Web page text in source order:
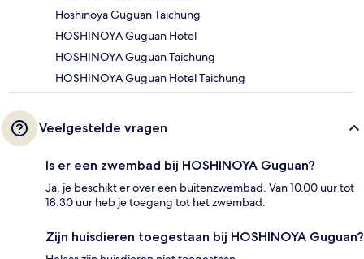
Hoshinoya Guguan Taichung
HOSHINOYA Guguan Hotel
HOSHINOYA Guguan Taichung
HOSHINOYA Guguan Hotel Taichung
Veelgestelde vragen
Is er een zwembad bij HOSHINOYA Guguan?
Ja, je beschikt er over een buitenzwembad. Van 10.00 uur tot
18.30 uur heb je toegang tot het zwembad.
Zijn huisdieren toegestaan bij HOSHINOYA Guguan?